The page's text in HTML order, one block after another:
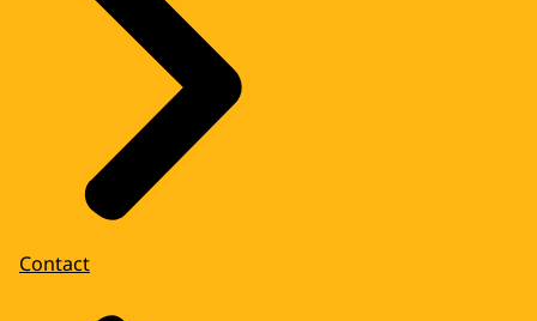
Contact